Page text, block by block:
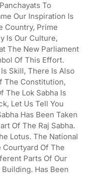
To
Our Inspiration Is
Country, Prime
Is Our Culture,
The New Parliament
Of This Effort.
Skill, There Is Also
The Constitution,
The Lok Sabha Is
Let Us Tell You
Has Been Taken
Of The Raj Sabha.
Lotus. The National
Courtyard Of The
Parts Of Our
Has Been